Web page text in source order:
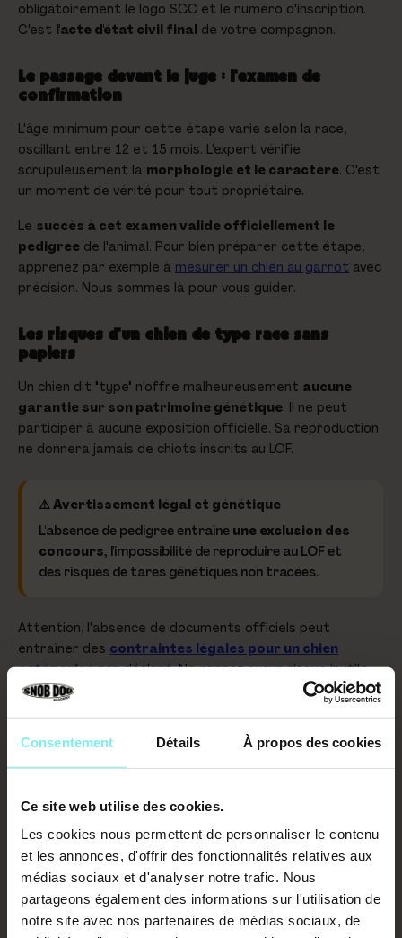
Consentement Détails À propos des cookies
Ce site web utilise des cookies.
Les cookies nous permettent de personnaliser le contenu
et les annonces, d'offrir des fonctionnalités relatives aux
médias sociaux et d'analyser notre trafic. Nous
partageons également des informations sur l'utilisation de
notre site avec nos partenaires de médias sociaux, de
obligatoirement le logo SCC et le numéro d'inscription.
C'est l'acte d'état civil final de votre compagnon.
Le passage devant le juge : l'examen de
confirmation
L'âge minimum pour cette étape varie selon la race,
oscillant entre 12 et 15 mois. L'expert vérifie
scrupuleusement la morphologie et le caractère. C'est
un moment de vérité pour tout propriétaire.
Le succès à cet examen valide officiellement le
pedigree de l'animal. Pour bien préparer cette étape,
apprenez par exemple à mesurer un chien au garrot avec
précision. Nous sommes là pour vous guider.
Les risques d'un chien de type race sans
papiers
Un chien dit "type" n'offre malheureusement aucune
garantie sur son patrimoine génétique. Il ne peut
participer à aucune exposition officielle. Sa reproduction
ne donnera jamais de chiots inscrits au LOF.
⚠️ Avertissement légal et génétique
L'absence de pedigree entraîne une exclusion des
concours, l'impossibilité de reproduire au LOF et
des risques de tares génétiques non tracées.
Attention, l'absence de documents officiels peut
entraîner des contraintes légales pour un chien
catégorisénon déclaré. Ne prenez aucun risque inutile
pour votre sécurité et celle de l'animal.
« J'AI DÉJÀ UN CHIEN, COMMENT SAVOIR
S'IL EST LOF ? »
Jusqu'ici, nous avons vu comment
éleveuravant d'acheter. Mais beaucoup de propriétaires
se posent la question après coup: « mon chien, déjà à la
maison, est-il vraiment inscrit au LOF ? » Bonne nouvelle :
vous pouvez le vérifier vous-même, sans passer par
l'éleveur.